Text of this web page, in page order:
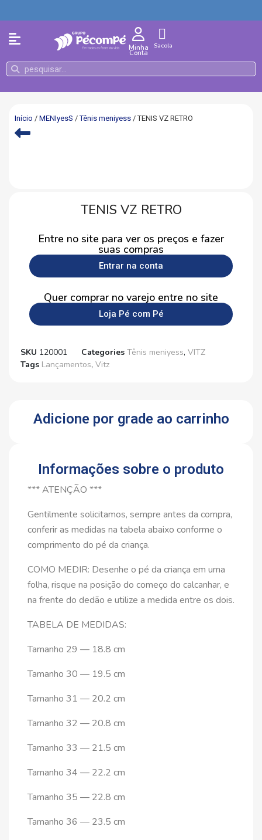
Minha
Conta
Sacola
Início / MENIyesS /Tênis meniyess / TENIS VZ RETRO
TENIS VZ RETRO
Entre no site para ver os preços e fazer
suas compras
Entrar na conta
Quer comprar no varejo entre no site
Loja Pé com Pé
SKU 120001 Categories Tênis meniyess, VITZ
Tags Lançamentos, Vitz
Adicione por grade ao carrinho
Informações sobre o produto
*** ATENÇÃO ***
Gentilmente solicitamos, sempre antes da compra,
conferir as medidas na tabela abaixo conforme o
comprimento do pé da criança.
COMO MEDIR: Desenhe o pé da criança em uma
folha, risque na posição do começo do calcanhar, e
na frente do dedão e utilize a medida entre os dois.
TABELA DE MEDIDAS:
Tamanho 29 — 18.8 cm
Tamanho 30 — 19.5 cm
Tamanho 31 — 20.2 cm
Tamanho 32 — 20.8 cm
Tamanho 33 — 21.5 cm
Tamanho 34 — 22.2 cm
Tamanho 35 — 22.8 cm
Tamanho 36 — 23.5 cm